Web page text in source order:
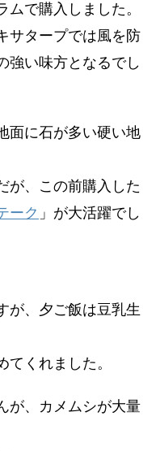
ムで購入しました。
サタープでは風を防
強い味方となるでし
面に石が多い硬い地
が、この前購入した
ーク 」が大活躍でし
が、夕ご飯は豆乳生
くれました。
が、カメムシが大量